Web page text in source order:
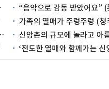
“음악으로 감동 받았어요” (롯데百
가족의 열매가 주렁주렁 (청주
신앙촌의 규모에 놀라고 아름
‘전도한 열매와 함께가는 신